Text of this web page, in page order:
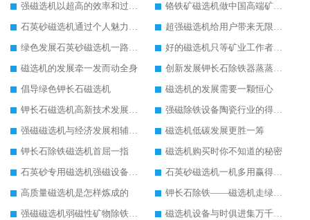
强磁选机以超高的效率和过硬的品质备受瞩目
铬铁矿磁选机做中国高端矿山行业领跑者
石英砂磁选机通过个人魅力成为行业畅销品
超强磁选机给用户带来无限效益
绿色发展石英砂磁选机一路飙升
好的磁选机只等矿业工作者与之共享
磁选机的发展牵一发而动全身
创新发展钾长石除铁器蒸蒸日上
倡导绿色钾长石磁选机
磁选机的发展需要一颗恒心
钾长石磁选机高新技术发展成为行业助推器
强磁除铁设备陶瓷行业的得力助手
强磁磁选机与经济发展相辅相成
磁选机低碳发展更胜一筹
钾长石除铁磁选机首屈一指
磁选机购买时你不知道的秘密
石英砂专用磁选机强磁设备里的“精英”
石英砂磁选机一机多用赢得用户掌声
高质量磁选机是怎样炼成的
钾长石除铁——磁选机走绿色环保之路
强磁磁选机弱磁性矿物除铁之首选
磁选机设备与时俱进集万千宠爱与一身